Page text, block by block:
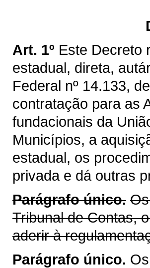
Art. 1º Este Decreto
estadual, direta,
Federal nº 14.133,
contratação para as
fundacionais da
Municípios, a
estadual, os
privada e dá outras
Parágrafo único.
Tribunal de Contas,
aderir à
Parágrafo único.